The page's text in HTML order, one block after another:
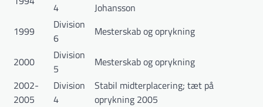
4
Johansson
1999
Division
6
Mesterskab og oprykning
2000
Division
5
Mesterskab og oprykning
2002-
2005
Division
4
Stabil midterplacering; tæt på
oprykning 2005